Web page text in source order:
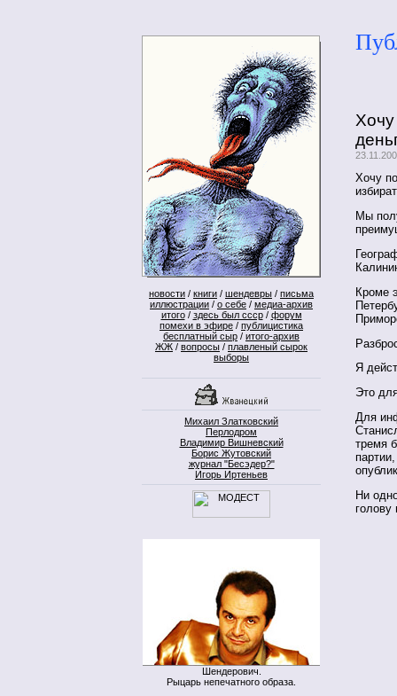
новости / книги / шендевры / письма
иллюстрации / о себе / медиа-архив
итого/ здесь был ссср/ форум
помехи в эфире / публицистика
бесплатный сыр / итого-архив
ЖЖ / вопросы / плавленый сырок
выборы
Михаил Златковский
Перлодром
Владимир Вишневский
Борис Жутовский
журнал "Бесэдер?"
Игорь Иртеньев
Шендерович.
Рыцарь непечатного образа.
Хочу
Хочу
Мы
Кроме
Я
Это
Для
тремя
Ни